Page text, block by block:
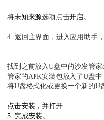
将未知来源选项点击开启。
4. 返回主界面，进入 应用助手 ，
找到之前放入U盘中的沙发管家
管家的APK安装包放入了U盘
将U盘格式化或更换一个新的U
点击安装，并打开
5. 完成安装。